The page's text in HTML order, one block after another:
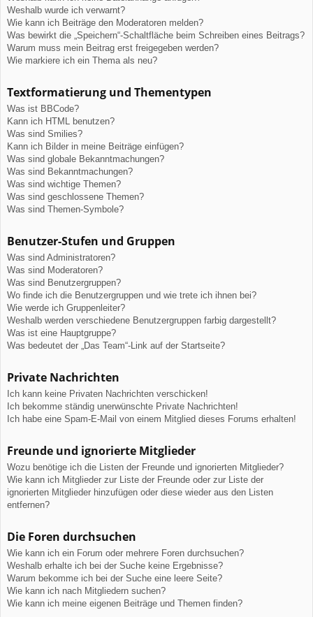
Weshalb wurde ich verwarnt?
Wie kann ich Beiträge den Moderatoren melden?
Was bewirkt die „Speichern“-Schaltfläche beim Schreiben eines Beitrags?
Warum muss mein Beitrag erst freigegeben werden?
Wie markiere ich ein Thema als neu?
Textformatierung und Thementypen
Was ist BBCode?
Kann ich HTML benutzen?
Was sind Smilies?
Kann ich Bilder in meine Beiträge einfügen?
Was sind globale Bekanntmachungen?
Was sind Bekanntmachungen?
Was sind wichtige Themen?
Was sind geschlossene Themen?
Was sind Themen-Symbole?
Benutzer-Stufen und Gruppen
Was sind Administratoren?
Was sind Moderatoren?
Was sind Benutzergruppen?
Wo finde ich die Benutzergruppen und wie trete ich ihnen bei?
Wie werde ich Gruppenleiter?
Weshalb werden verschiedene Benutzergruppen farbig dargestellt?
Was ist eine Hauptgruppe?
Was bedeutet der „Das Team“-Link auf der Startseite?
Private Nachrichten
Ich kann keine Privaten Nachrichten verschicken!
Ich bekomme ständig unerwünschte Private Nachrichten!
Ich habe eine Spam-E-Mail von einem Mitglied dieses Forums erhalten!
Freunde und ignorierte Mitglieder
Wozu benötige ich die Listen der Freunde und ignorierten Mitglieder?
Wie kann ich Mitglieder zur Liste der Freunde oder zur Liste der
ignorierten Mitglieder hinzufügen oder diese wieder aus den Listen
entfernen?
Die Foren durchsuchen
Wie kann ich ein Forum oder mehrere Foren durchsuchen?
Weshalb erhalte ich bei der Suche keine Ergebnisse?
Warum bekomme ich bei der Suche eine leere Seite?
Wie kann ich nach Mitgliedern suchen?
Wie kann ich meine eigenen Beiträge und Themen finden?